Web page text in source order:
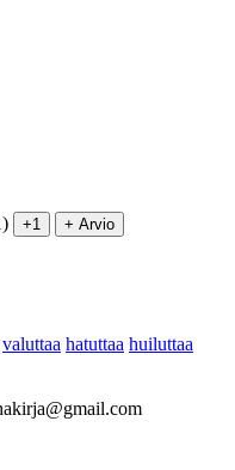
+1 + Arvio
valuttaa hatuttaa huiluttaa